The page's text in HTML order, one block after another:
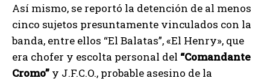
Así mismo, se reportó la detención de al menos
cinco sujetos presuntamente vinculados con la
banda, entre ellos “El Balatas”, «El Henry», que
era chofer y escolta personal del “Comandante
Cromo” y J.F.C.O., probable asesino de la